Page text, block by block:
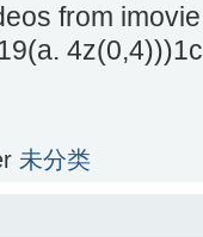
from
未分类